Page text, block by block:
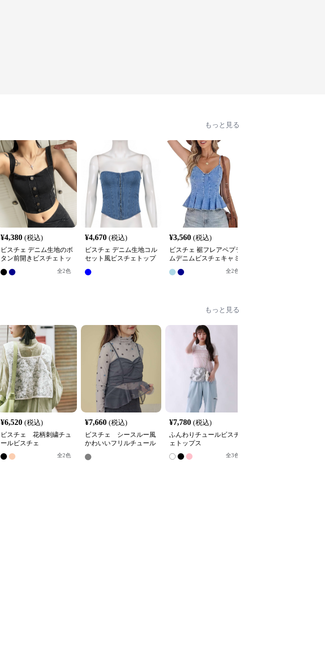
もっと見る
¥4,380 (税込)
ビスチェ デニム生地のボ
タン前開きビスチェトッ
全2色
¥4,670 (税込)
ビスチェ デニム生地コル
セット風ビスチェトップ
¥3,560 (税込)
ビスチェ 裾フレアペプラ
ムデニムビスチェキャミ
全2色
もっと見る
¥6,520 (税込)
ビスチェ 花柄刺繍チュ
ールビスチェ
全2色
¥7,660 (税込)
ビスチェ シースルー風
かわいいフリルチュール
¥7,780 (税込)
ふんわりチュールビスチ
ェトップス
全3色